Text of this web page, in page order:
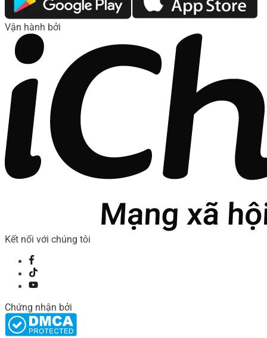
Vận hành bởi
Kết nối với chúng tôi
Chứng nhận bởi